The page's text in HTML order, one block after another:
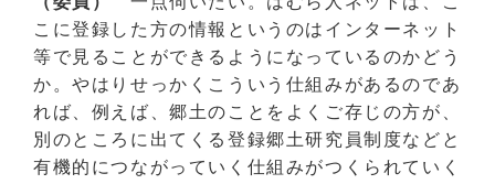
こに登録した方の情報というのはインターネット
等で見ることができるようになっているのかどう
か。やはりせっかくこういう仕組みがあるのであ
れば、例えば、郷土のことをよくご存じの方が、
別のところに出てくる登録郷土研究員制度などと
有機的につながっていく仕組みがつくられていく